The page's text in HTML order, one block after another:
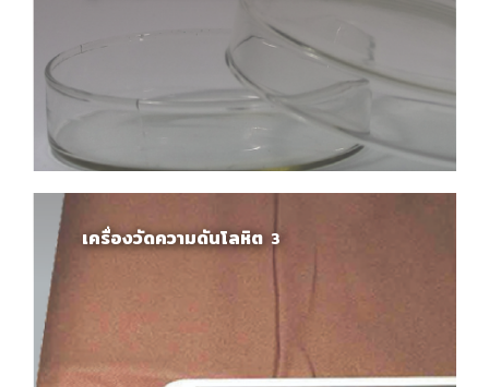
เครื่องวัดความดันโลหิต 3